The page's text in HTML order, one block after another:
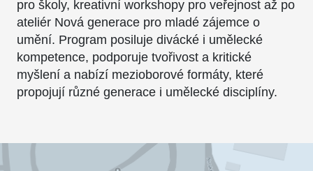
pro školy, kreativní workshopy pro veřejnost až po
ateliér Nová generace pro mladé zájemce o
umění. Program posiluje divácké i umělecké
kompetence, podporuje tvořivost a kritické
myšlení a nabízí mezioborové formáty, které
propojují různé generace i umělecké disciplíny.